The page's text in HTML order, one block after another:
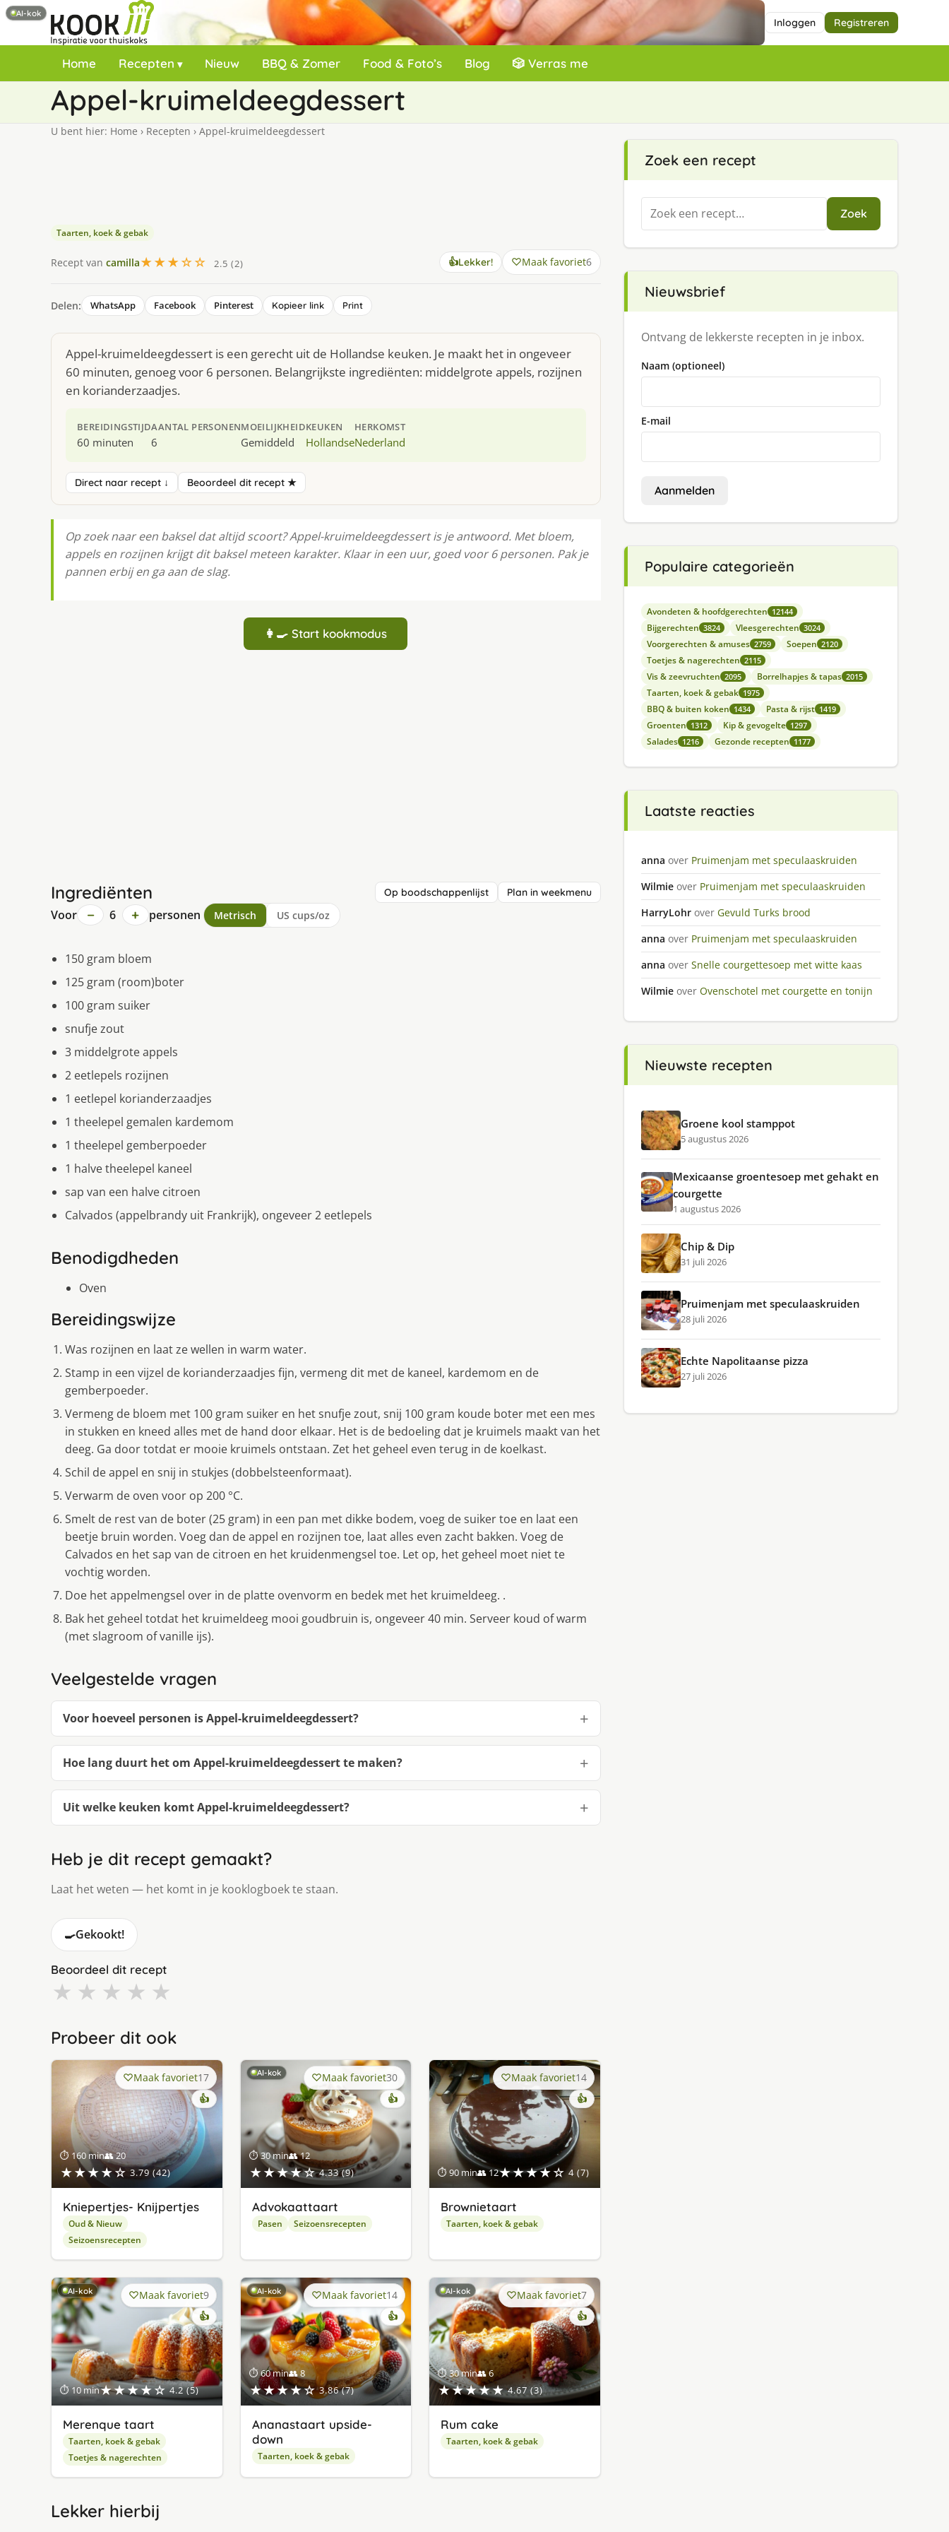
Inloggen Registreren
Home Recepten Nieuw BBQ & Zomer Food & Foto’s Blog 🎲 Verras me
Appel-kruimeldeegdessert
U bent hier: Home › Recepten › Appel-kruimeldeegdessert
Taarten, koek & gebak
Recept van camilla★★★☆☆ 2.5 (2) 👍Lekker! Maak favoriet6
Delen: WhatsApp Facebook Pinterest Kopieer link Print
Appel-kruimeldeegdessert is een gerecht uit de Hollandse keuken. Je maakt het in ongeveer
60 minuten, genoeg voor 6 personen. Belangrijkste ingrediënten: middelgrote appels, rozijnen
en korianderzaadjes.
BEREIDINGSTIJD
60 minuten
AANTAL PERSONEN
6
MOEILIJKHEID
Gemiddeld
KEUKEN
Hollandse
HERKOMST
Nederland
Direct naar recept ↓ Beoordeel dit recept ★
Op zoek naar een baksel dat altijd scoort? Appel-kruimeldeegdessert is je antwoord. Met bloem,
appels en rozijnen krijgt dit baksel meteen karakter. Klaar in een uur, goed voor 6 personen. Pak je
pannen erbij en ga aan de slag.
👩‍🍳 Start kookmodus
Ingrediënten Op boodschappenlijst Plan in weekmenu
Voor − 6 + personen Metrisch US cups/oz
150 gram bloem
125 gram (room)boter
100 gram suiker
snufje zout
3 middelgrote appels
2 eetlepels rozijnen
1 eetlepel korianderzaadjes
1 theelepel gemalen kardemom
1 theelepel gemberpoeder
1 halve theelepel kaneel
sap van een halve citroen
Calvados (appelbrandy uit Frankrijk), ongeveer 2 eetlepels
Benodigdheden
Oven
Bereidingswijze
Was rozijnen en laat ze wellen in warm water.
Stamp in een vijzel de korianderzaadjes fijn, vermeng dit met de kaneel, kardemom en de
gemberpoeder.
Vermeng de bloem met 100 gram suiker en het snufje zout, snij 100 gram koude boter met een mes
in stukken en kneed alles met de hand door elkaar. Het is de bedoeling dat je kruimels maakt van het
deeg. Ga door totdat er mooie kruimels ontstaan. Zet het geheel even terug in de koelkast.
Schil de appel en snij in stukjes (dobbelsteenformaat).
Verwarm de oven voor op 200 °C.
Smelt de rest van de boter (25 gram) in een pan met dikke bodem, voeg de suiker toe en laat een
beetje bruin worden. Voeg dan de appel en rozijnen toe, laat alles even zacht bakken. Voeg de
Calvados en het sap van de citroen en het kruidenmengsel toe. Let op, het geheel moet niet te
vochtig worden.
Doe het appelmengsel over in de platte ovenvorm en bedek met het kruimeldeeg. .
Bak het geheel totdat het kruimeldeeg mooi goudbruin is, ongeveer 40 min. Serveer koud of warm
(met slagroom of vanille ijs).
Veelgestelde vragen
Voor hoeveel personen is Appel-kruimeldeegdessert?
Hoe lang duurt het om Appel-kruimeldeegdessert te maken?
Uit welke keuken komt Appel-kruimeldeegdessert?
Heb je dit recept gemaakt?
Laat het weten — het komt in je kooklogboek te staan.
🍳Gekookt!
Beoordeel dit recept
★ ★ ★ ★ ★
Probeer dit ook
⏱ 160 min👥 20
★★★★☆ 3.79 (42)
Maak favoriet17
👍
Kniepertjes- Knijpertjes
Oud & Nieuw
Seizoensrecepten
AI-kok
⏱ 30 min👥 12
★★★★☆ 4.33 (9)
Maak favoriet30
👍
Advokaattaart
Pasen Seizoensrecepten
⏱ 90 min👥 12★★★★☆ 4 (7)
Maak favoriet14
👍
Brownietaart
Taarten, koek & gebak
AI-kok
⏱ 10 min★★★★☆ 4.2 (5)
Maak favoriet9
👍
Merenque taart
Taarten, koek & gebak
Toetjes & nagerechten
AI-kok
⏱ 60 min👥 8
★★★★☆ 3.86 (7)
Maak favoriet14
👍
Ananastaart upside-
down
Taarten, koek & gebak
AI-kok
⏱ 30 min👥 6
★★★★★ 4.67 (3)
Maak favoriet7
👍
Rum cake
Taarten, koek & gebak
Lekker hierbij
Zoek een recept
Zoeken
naar:
Zoek
Nieuwsbrief
Ontvang de lekkerste recepten in je inbox.
Naam (optioneel)
E-mail
Aanmelden
Populaire categorieën
Avondeten & hoofdgerechten 12144
Bijgerechten 3824 Vleesgerechten 3024
Voorgerechten & amuses 2759 Soepen 2120
Toetjes & nagerechten 2115
Vis & zeevruchten 2095 Borrelhapjes & tapas 2015
Taarten, koek & gebak 1975
BBQ & buiten koken 1434 Pasta & rijst 1419
Groenten 1312 Kip & gevogelte 1297
Salades 1216 Gezonde recepten 1177
Laatste reacties
anna over Pruimenjam met speculaaskruiden
Wilmie over Pruimenjam met speculaaskruiden
HarryLohr over Gevuld Turks brood
anna over Pruimenjam met speculaaskruiden
anna over Snelle courgettesoep met witte kaas
Wilmie over Ovenschotel met courgette en tonijn
Nieuwste recepten
Groene kool stamppot
5 augustus 2026
Mexicaanse groentesoep met gehakt en
courgette
1 augustus 2026
Chip & Dip
31 juli 2026
Pruimenjam met speculaaskruiden
28 juli 2026
AI-kok
Echte Napolitaanse pizza
27 juli 2026